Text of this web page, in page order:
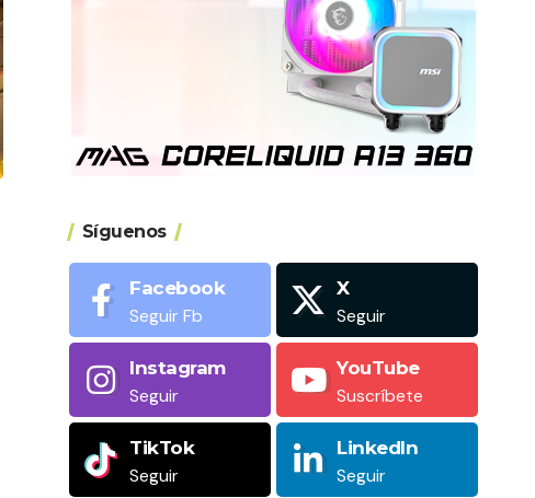
Síguenos
Facebook
Seguir Fb
X
Seguir
Instagram
Seguir
YouTube
Suscríbete
TikTok
Seguir
LinkedIn
Seguir